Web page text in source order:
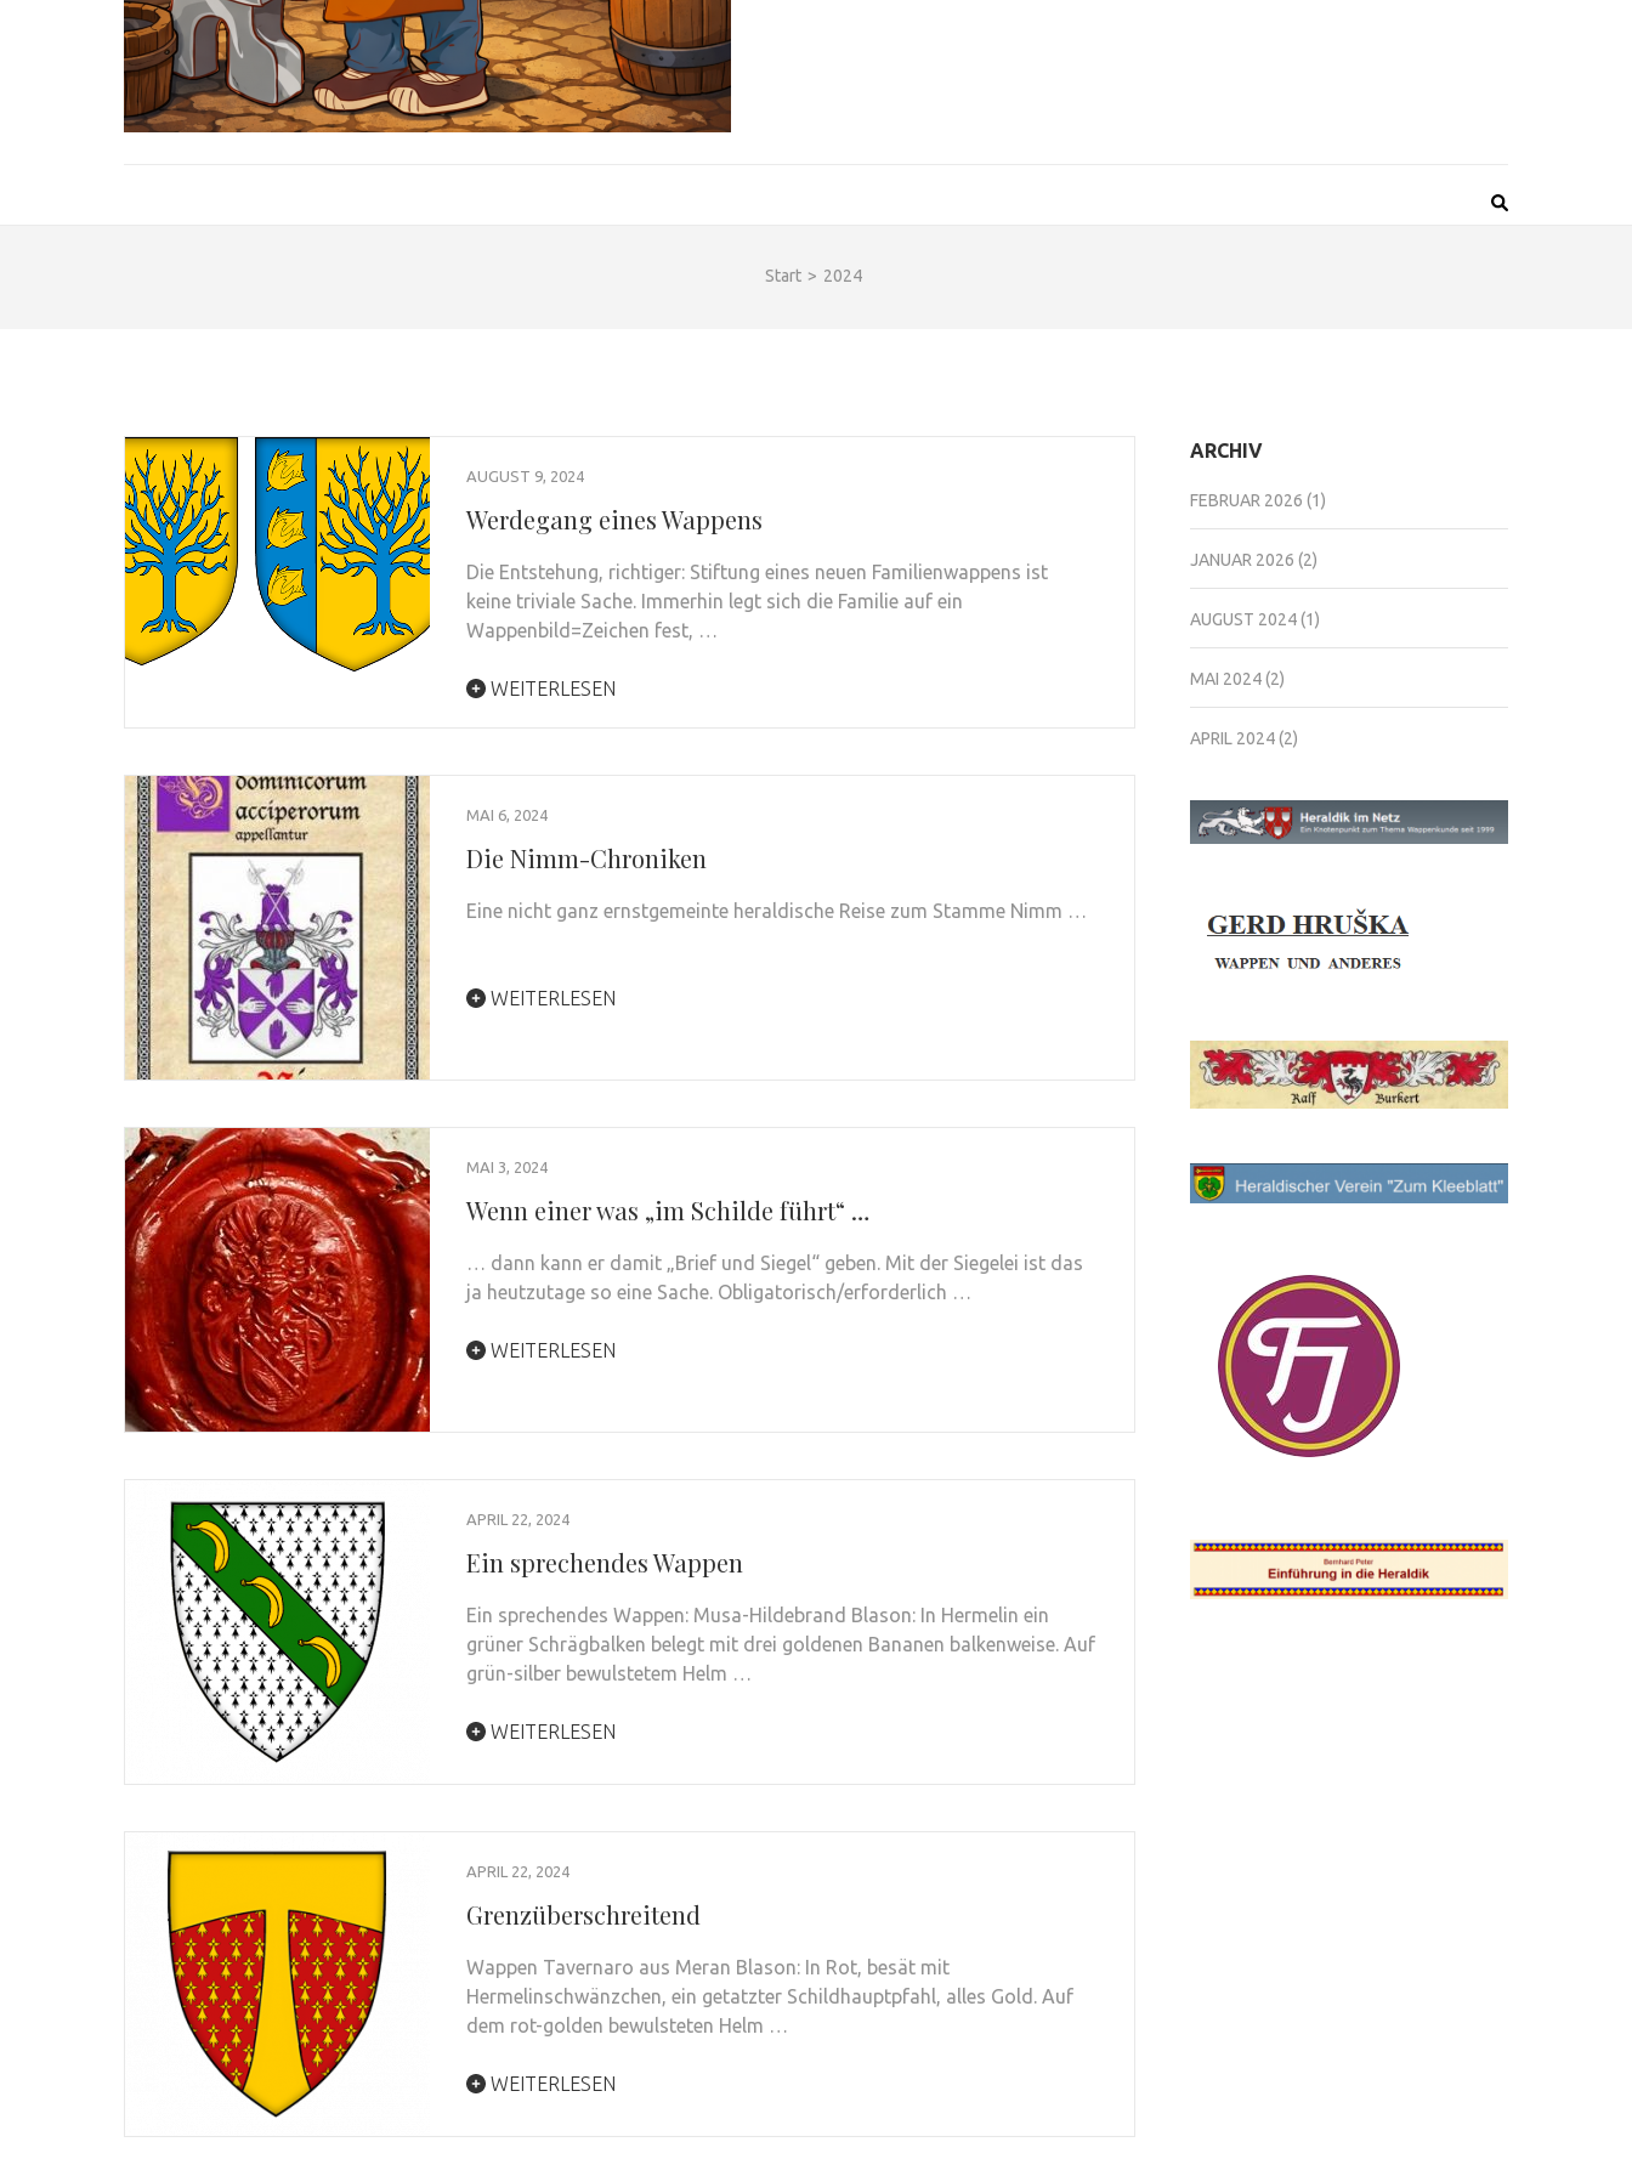
Start > 2024
AUGUST 9, 2024
Werdegang eines Wappens
Die Entstehung, richtiger: Stiftung eines neuen Familienwappens ist
keine triviale Sache. Immerhin legt sich die Familie auf ein
Wappenbild=Zeichen fest, …
WEITERLESEN
MAI 6, 2024
Die Nimm-Chroniken
Eine nicht ganz ernstgemeinte heraldische Reise zum Stamme Nimm …
WEITERLESEN
MAI 3, 2024
Wenn einer was „im Schilde führt“ …
… dann kann er damit „Brief und Siegel“ geben. Mit der Siegelei ist das
ja heutzutage so eine Sache. Obligatorisch/erforderlich …
WEITERLESEN
APRIL 22, 2024
Ein sprechendes Wappen
Ein sprechendes Wappen: Musa-Hildebrand Blason: In Hermelin ein
grüner Schrägbalken belegt mit drei goldenen Bananen balkenweise. Auf
grün-silber bewulstetem Helm …
WEITERLESEN
APRIL 22, 2024
Grenzüberschreitend
Wappen Tavernaro aus Meran Blason: In Rot, besät mit
Hermelinschwänzchen, ein getatzter Schildhauptpfahl, alles Gold. Auf
dem rot-golden bewulsteten Helm …
WEITERLESEN
ARCHIV
FEBRUAR 2026 (1)
JANUAR 2026 (2)
AUGUST 2024(1)
MAI 2024(2)
APRIL 2024(2)